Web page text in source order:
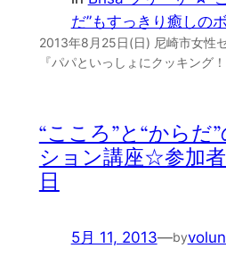
だ”もすっきり癒しの
2013年8月25日(日) 尼崎市女性
『パパといっしょにクッキング
“こころ”と“からだ
ション講座☆参加
日
5月 11, 2013—by